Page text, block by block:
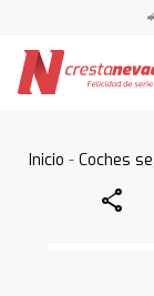
Inicio -Coches
Share